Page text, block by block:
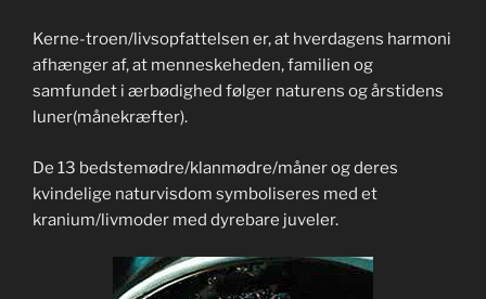
Kerne-troen/livsopfattelsen er, at hverdagens harmoni
afhænger af, at menneskeheden, familien og
samfundet i ærbødighed følger naturens og årstidens
luner(månekræfter).
De 13 bedstemødre/klanmødre/måner og deres
kvindelige naturvisdom symboliseres med et
kranium/livmoder med dyrebare juveler.